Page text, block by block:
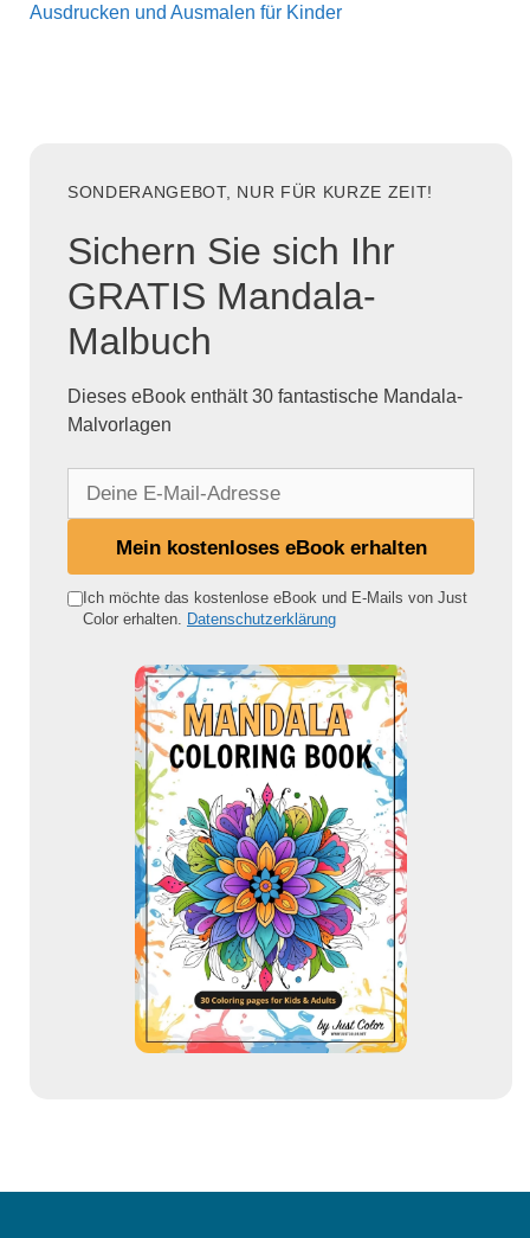
Ausdrucken und Ausmalen für Kinder
SONDERANGEBOT, NUR FÜR KURZE ZEIT!
Sichern Sie sich Ihr
GRATIS Mandala-
Malbuch
Dieses eBook enthält 30 fantastische Mandala-
Malvorlagen
e
Mein kostenloses eBook erhalten
Ich möchte das kostenlose eBook und E-Mails von Just
Color erhalten. Datenschutzerklärung